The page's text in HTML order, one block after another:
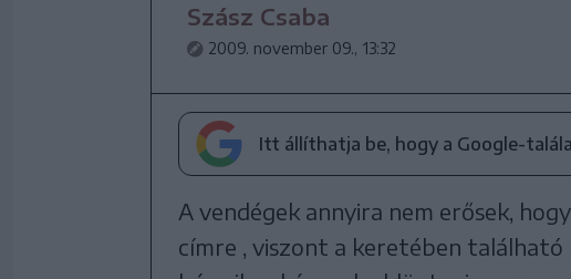
Szász Csaba
2009. november 09., 13:32
Itt állíthatja be, hogy a Google-
A vendégek annyira nem erősek,
címre , viszont a keretében